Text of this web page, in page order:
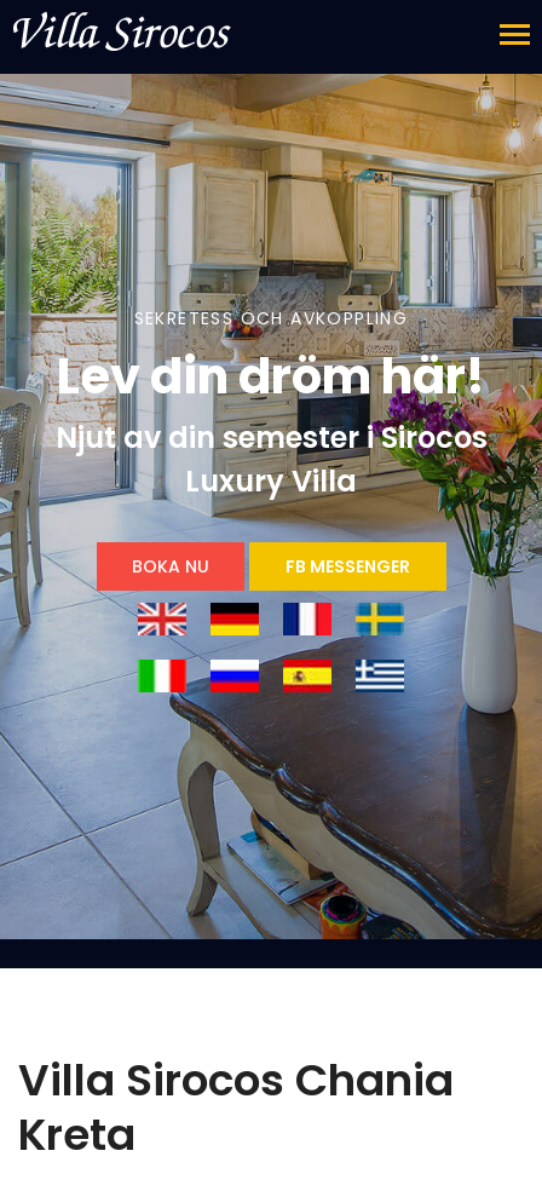
SEKRETESS OCH AVKOPPLING
Lev din dröm här!
Njut av din semester i Sirocos
Luxury Villa
BOKA NU FB MESSENGER
Villa Sirocos Chania
Kreta